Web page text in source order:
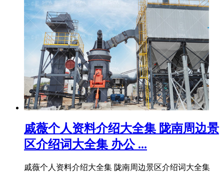
戚薇个人资料介绍大全集 陇南周边景
区介绍词大全集 办公 ...
戚薇个人资料介绍大全集 陇南周边景区介绍词大全集